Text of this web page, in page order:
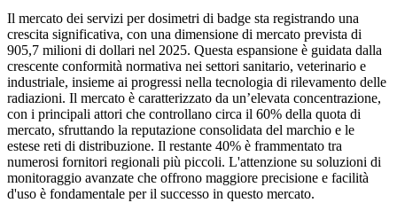
Il mercato dei servizi per dosimetri di badge sta registrando una
crescita significativa, con una dimensione di mercato prevista di
905,7 milioni di dollari nel 2025. Questa espansione è guidata dalla
crescente conformità normativa nei settori sanitario, veterinario e
industriale, insieme ai progressi nella tecnologia di rilevamento delle
radiazioni. Il mercato è caratterizzato da un’elevata concentrazione,
con i principali attori che controllano circa il 60% della quota di
mercato, sfruttando la reputazione consolidata del marchio e le
estese reti di distribuzione. Il restante 40% è frammentato tra
numerosi fornitori regionali più piccoli. L'attenzione su soluzioni di
monitoraggio avanzate che offrono maggiore precisione e facilità
d'uso è fondamentale per il successo in questo mercato.